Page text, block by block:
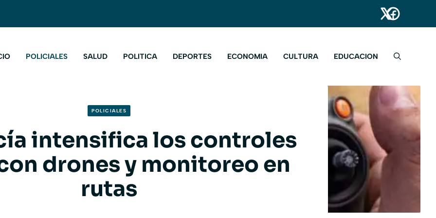
POLICIALES SALUD POLITICA DEPORTES ECONOMIA CULTURA EDUCACION
POLICIALES
intensifica los controles
drones y monitoreo en
rutas